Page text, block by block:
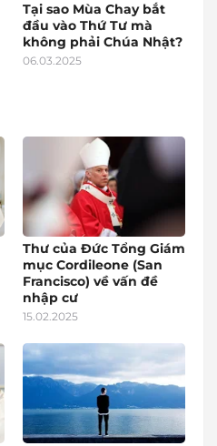
Tại sao Mùa Chay bắt
đầu vào Thứ Tư mà
không phải Chúa Nhật?
06.03.2025
Thư của Đức Tổng Giám
mục Cordileone (San
Francisco) về vấn đề
nhập cư
15.02.2025